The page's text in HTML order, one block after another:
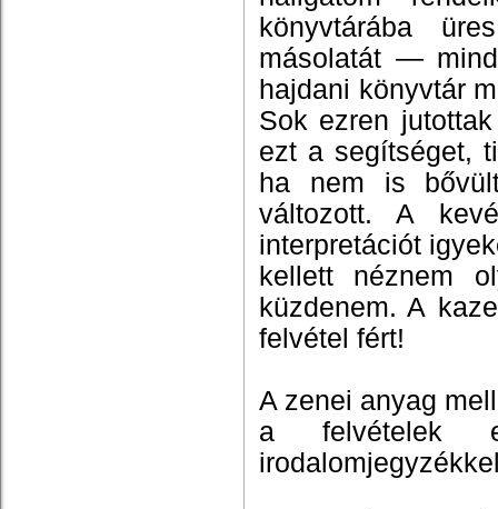
könyvtárába
másolatát —
hajdani könyvtár
Sok ezren
ezt a segítséget,
ha nem is
változott. A
interpretációt
kellett néznem
küzdenem. A
felvétel fért!
A zenei anyag
a felvételek